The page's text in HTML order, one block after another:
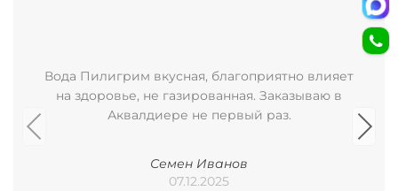
Вода Пилигрим вкусная, благоприятно влияет
на здоровье, не газированная. Заказываю в
Аквалдиере не первый раз.
Семен Иванов
07.12.2025